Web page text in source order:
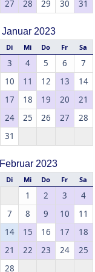
27 28 29 30 31
Januar 2023
Di Mi Do Fr Sa
3 4 5 6
7
10 11 12 13
14
17 18 19 20
21
24 25 26 27
28
31
Februar 2023
Di Mi Do Fr Sa
1 2 3
4
7 8 9 10
11
14 15 16 17
18
21 22 23 24
25
28